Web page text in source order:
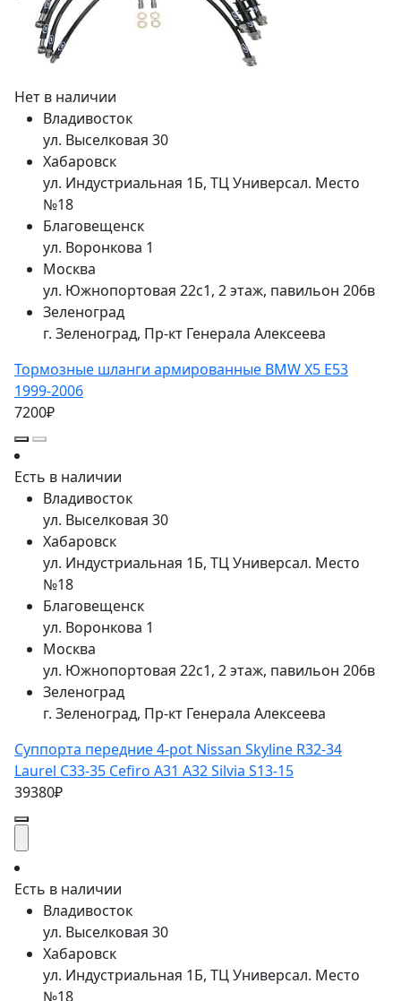
Нет в наличии
Владивосток
ул. Выселковая 30
Хабаровск
ул. Индустриальная 1Б, ТЦ Универсал. Место
№18
Благовещенск
ул. Воронкова 1
Москва
ул. Южнопортовая 22с1, 2 этаж, павильон 206в
Зеленоград
г. Зеленоград, Пр-кт Генерала Алексеева
Тормозные шланги армированные BMW X5 E53
1999-2006
7200₽
Есть в наличии
Владивосток
ул. Выселковая 30
Хабаровск
ул. Индустриальная 1Б, ТЦ Универсал. Место
№18
Благовещенск
ул. Воронкова 1
Москва
ул. Южнопортовая 22с1, 2 этаж, павильон 206в
Зеленоград
г. Зеленоград, Пр-кт Генерала Алексеева
Суппорта передние 4-pot Nissan Skyline R32-34
Laurel C33-35 Cefiro A31 A32 Silvia S13-15
39380₽
Есть в наличии
Владивосток
ул. Выселковая 30
Хабаровск
ул. Индустриальная 1Б, ТЦ Универсал. Место
№18